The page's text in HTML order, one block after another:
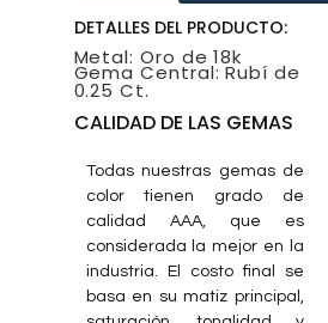
DETALLES DEL PRODUCTO:
Metal: Oro de 18k
Gema Central: Rubí de
0.25 Ct.
CALIDAD DE LAS GEMAS
Todas nuestras gemas de
color tienen grado de
calidad AAA, que es
considerada la mejor en la
industria. El costo final se
basa en su matiz principal,